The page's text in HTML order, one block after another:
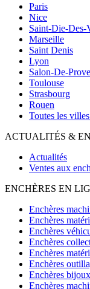
Paris
Nice
Saint-Die-Des-
Marseille
Saint Denis
Lyon
Salon-De-
Toulouse
Strasbourg
Rouen
Toutes les
ACTUALITÉS &
Actualités
Ventes aux
ENCHÈRES EN
Enchères
Enchères
Enchères
Enchères
Enchères
Enchères
Enchères bijoux
Enchères